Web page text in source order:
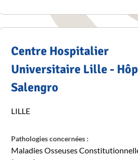
Centre Hospitalier
Universitaire Lille -
Salengro
LILLE
Pathologies concernées :
Maladies Osseuses